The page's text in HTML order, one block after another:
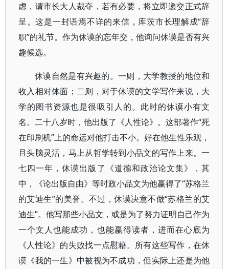
虑，请市长大人裁夺，若有必要，将立即递交正式辞
呈。这是一封语焉不详的来信，库茨市长理解成“辞
职”的礼节。作为休谟的忘年交，他询问休谟是否有兴
趣候选。
休谟自然是有兴趣的。一则，大学教授的地位和
收入相对体面；二则，对于休谟的文学写作来说，大
学的图书资源也是很吸引人的。此时的休谟小有文
名。二十八岁时，他出版了《人性论》。这部著作“死
在印刷机”上的命运对他打击不小。好在他生性乐观，
且头脑灵活，马上从哲学转到小品文的写作上来。一
七四一年，休谟出版了《道德和政治论文集》，其
中，《论出版自由》等时政小品文为他赢得了“苏格兰
的艾迪生”的美誉。不过，休谟决意不做“苏格兰的艾
迪生”。他写那些小品文，或是为了努力证明自己作为
一个文人也能成功，也能赢得读者，进而在心底为
《人性论》的失败找一点慰藉。所有这些写作，在休
谟《我的一生》中被视为不成功，但实际上还是为他